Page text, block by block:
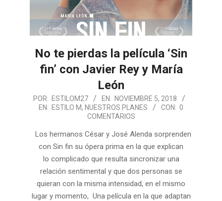
No te pierdas la película ‘Sin
fin’ con Javier Rey y María
León
2018-
11-
POR: ESTILOM27 EN: NOVIEMBRE 5, 2018
EN: ESTILO M, NUESTROS PLANES CON: 0
COMENTARIOS
Los hermanos César y José Alenda sorprenden
con Sin fin su ópera prima en la que explican
lo complicado que resulta sincronizar una
relación sentimental y que dos personas se
quieran con la misma intensidad, en el mismo
lugar y momento, Una película en la que adaptan